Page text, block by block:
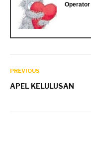
Operator
PREVIOUS
APEL KELULUSAN